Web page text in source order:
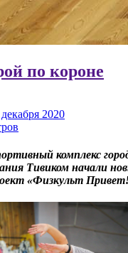
по короне
2020
комплекс
Тивиком начали
«Физкульт